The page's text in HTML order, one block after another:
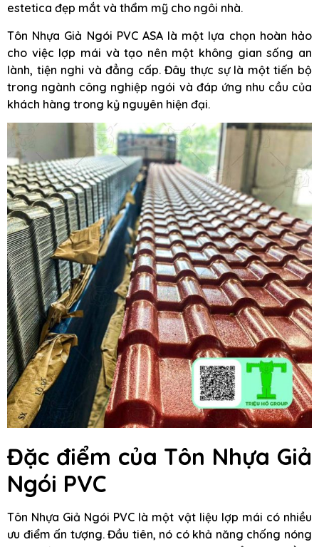
estetica đẹp mắt và thẩm mỹ cho ngôi nhà.
Tôn Nhựa Giả Ngói PVC ASA là một lựa chọn hoàn hảo
cho việc lợp mái và tạo nên một không gian sống an
lành, tiện nghi và đẳng cấp. Đây thực sự là một tiến bộ
trong ngành công nghiệp ngói và đáp ứng nhu cầu của
khách hàng trong kỷ nguyên hiện đại.
Đặc điểm của Tôn Nhựa Giả
Ngói PVC
Tôn Nhựa Giả Ngói PVC là một vật liệu lợp mái có nhiều
ưu điểm ấn tượng. Đầu tiên, nó có khả năng chống nóng